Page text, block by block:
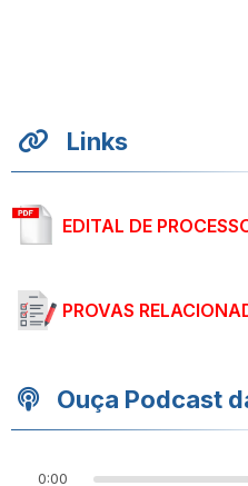
Links
EDITAL DE
PROVAS
Ouça Podcast
0:00